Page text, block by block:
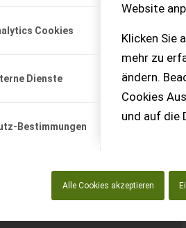
Cookies
Dienste
Bestimmungen
Website
Klicken Sie
mehr zu
ändern.
Cookies
und auf die
Alle Cookies akzeptieren